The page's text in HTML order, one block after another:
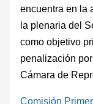
encuentra en la
la plenaria del
como objetivo
penalización
Cámara de
Comisión